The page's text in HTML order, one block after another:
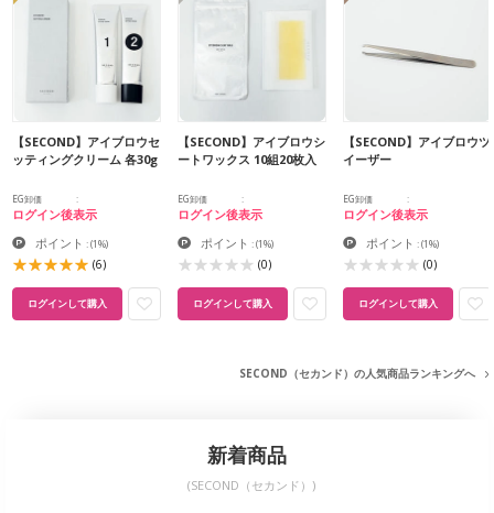
【SECOND】アイブロウセ
ッティングクリーム 各30g
EG卸価
ログイン後表示
ポイント :(1%)
(6)
ログインして購入
【SECOND】アイブロウシ
ートワックス 10組20枚入
EG卸価
ログイン後表示
ポイント :(1%)
(0)
ログインして購入
【SECOND】アイブロウツ
イーザー
EG卸価
ログイン後表示
ポイント :(1%)
(0)
ログインして購入
SECOND（セカンド）の人気商品ランキングへ
新着商品
(SECOND（セカンド）)